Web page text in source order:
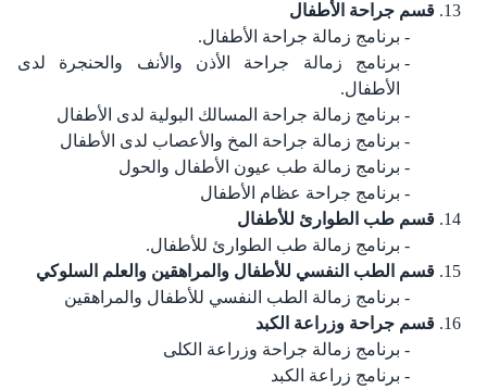
قسم جراحة الأطفال
برنامج زمالة جراحة الأطفال.
برنامج زمالة جراحة الأذن والأنف والحنجرة لدى
الأطفال.
برنامج زمالة جراحة المسالك البولية لدى الأطفال
برنامج زمالة جراحة المخ والأعصاب لدى الأطفال
برنامج زمالة طب عيون الأطفال والحول
برنامج جراحة عظام الأطفال
قسم طب الطوارئ للأطفال
برنامج زمالة طب الطوارئ للأطفال.
قسم الطب النفسي للأطفال والمراهقين والعلم السلوكي
برنامج زمالة الطب النفسي للأطفال والمراهقين
قسم جراحة وزراعة الكبد
برنامج زمالة جراحة وزراعة الكلى
برنامج زراعة الكبد